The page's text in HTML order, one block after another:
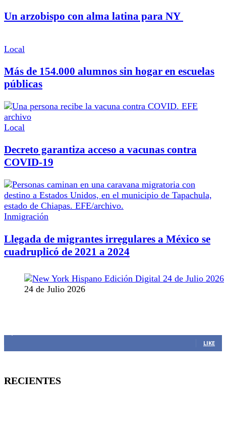
Un arzobispo con alma latina para NY
Local
Más de 154.000 alumnos sin hogar en escuelas
públicas
Local
Decreto garantiza acceso a vacunas contra
COVID-19
Inmigración
Llegada de migrantes irregulares a México se
cuadruplicó de 2021 a 2024
24 de Julio 2026
LIKE
RECIENTES